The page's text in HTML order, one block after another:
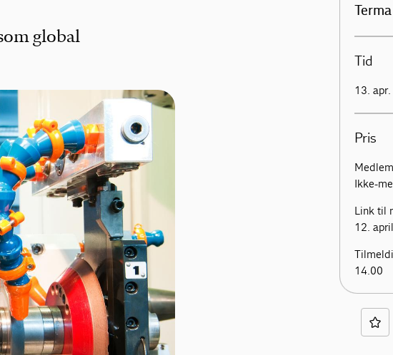
global
Tid
13.
Pris
Medlem
Ikke-
Link til
12.
14.00